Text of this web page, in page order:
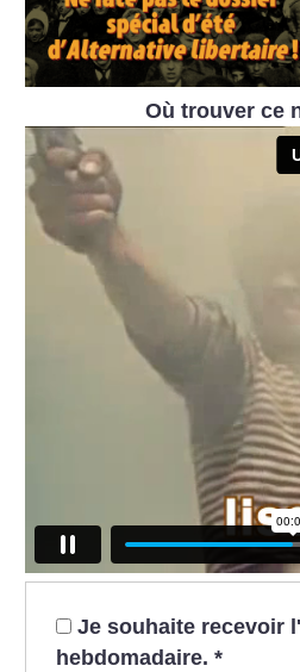
Où trouver ce
Je souhaite recevoir
hebdomadaire. *